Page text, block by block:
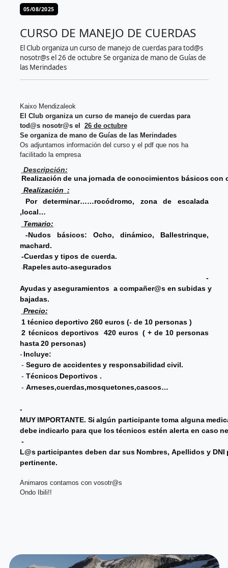
05/08/2025
CURSO DE MANEJO DE CUERDAS
El Club organiza un curso de manejo de cuerdas para tod@s
nosotr@s el 26 de octubre Se organiza de mano de Guías de
las Merindades
Kaixo Mendizaleok
El Club organiza un curso de manejo de cuerdas para
tod@s nosotr@s el 26 de octubre
Se organiza de mano de Guías de las Merindades
Os adjuntamos información del curso y el pdf que nos ha
facilitado la empresa
Descripción:
Realización de una jornada de conocimientos básicos con
Realización :
Por
determinar……rocódromo, zona de
escalada
,local…
Temario:
-Nudos básicos: Ocho, dinámico, Ballestrinque,
machard.
-Cuerdas y tipos de cuerda.
-Rapelesauto-asegurados
-
Ayudas y aseguramientos a compañer@s en subidas y
bajadas.
Precio:
1 técnico deportivo 260 euros (- de 10 personas )
2 técnicos deportivos 420 euros ( + de 10 personas
hasta 20 personas)
- Incluye:
- Seguro de accidentes y responsabilidad civil.
- Técnicos Deportivos .
- Arneses,cuerdas,mosquetones,cascos…
-
MUY IMPORTANTE. Si algún participante toma alguna
debe indicarlo para que los técnicos estén alerta en caso
-
L@s participantes deben dar sus Nombres, Apellidos y DNI
pertinente.
Animaros contamos con vosotr@s
Ondo Ibili!!